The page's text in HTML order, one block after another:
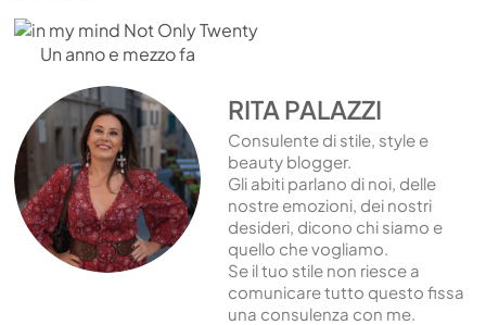
Un anno e mezzo fa
RITA PALAZZI
Consulente di stile, style e
beauty blogger.
Gli abiti parlano di noi, delle
nostre emozioni, dei nostri
desideri, dicono chi siamo e
quello che vogliamo.
Se il tuo stile non riesce a
comunicare tutto questo fissa
una consulenza con me.